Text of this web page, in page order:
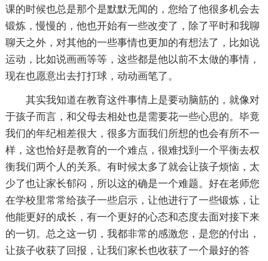
课的时候也总是那个是默默无闻的，您给了他很多机会去
锻炼，慢慢的，他也开始有一些改变了，除了平时和我聊
聊天之外，对其他的一些事情也更加的有想法了，比如说
运动，比如说画画等等，这些都是他以前不太做的事情，
现在也愿意出去打打球，动动画笔了。
其实我知道在教育这件事情上是要动脑筋的，就像对
于孩子而言，和父母去相处也是需要花一些心思的。毕竟
我们的年纪相差很大，很多方面我们所想的也会有所不一
样，这也恰好是教育的一个难点，很难找到一个平衡去权
衡我们两个人的关系。有时候太多了就会让孩子烦恼，太
少了也让家长郁闷，所以这的确是一个难题。好在老师您
在学校里常常给孩子一些启示，让他进行了一些锻炼，让
他能更好的成长，有一个更好的心态和态度去面对接下来
的一切。总之这一切，我都非常的感激您，是您的付出，
让孩子收获了回报，让我们家长也收获了一个最好的答